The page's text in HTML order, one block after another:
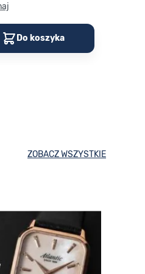
Do koszyka
ZOBACZ WSZYSTKIE